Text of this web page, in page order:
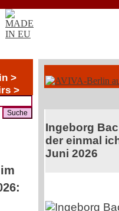
>
>
Ingeborg
der einmal
Juni 2026